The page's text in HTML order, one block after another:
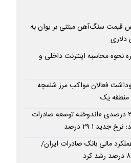
قیمت سنگ‌آهن مبتنی بر یوان به
نحوه محاسبه اینترنت داخلی و
فعالان مواکب مرز شلمچه
یک
آخرین سود ۲۷.۷ درصدی «اندوخته توسعه صادرات
جدید ۲۹.۱ درصد
مالی بانک صادرات ایران/